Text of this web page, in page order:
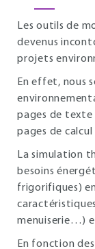
Les outils de
devenus
projets
En effet, nous
pages de texte
pages de
La simulation
besoins
frigorifiques)
menuiserie…)
En fonction